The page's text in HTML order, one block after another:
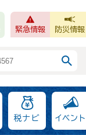
緊急情報 防災情報
税ナビ イベント